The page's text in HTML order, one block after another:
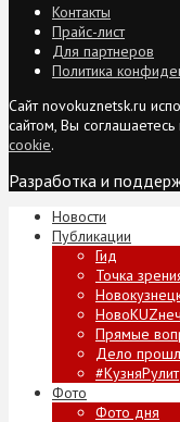
Контакты
Прайс-лист
Для партнеров
Политика
Сайт novokuznetsk.ru
сайтом, Вы
cookie.
Разработка и
Новости
Публикации
Гид
Точка
Прямые
Дело
#КузняРулит
Фото
Фото дня